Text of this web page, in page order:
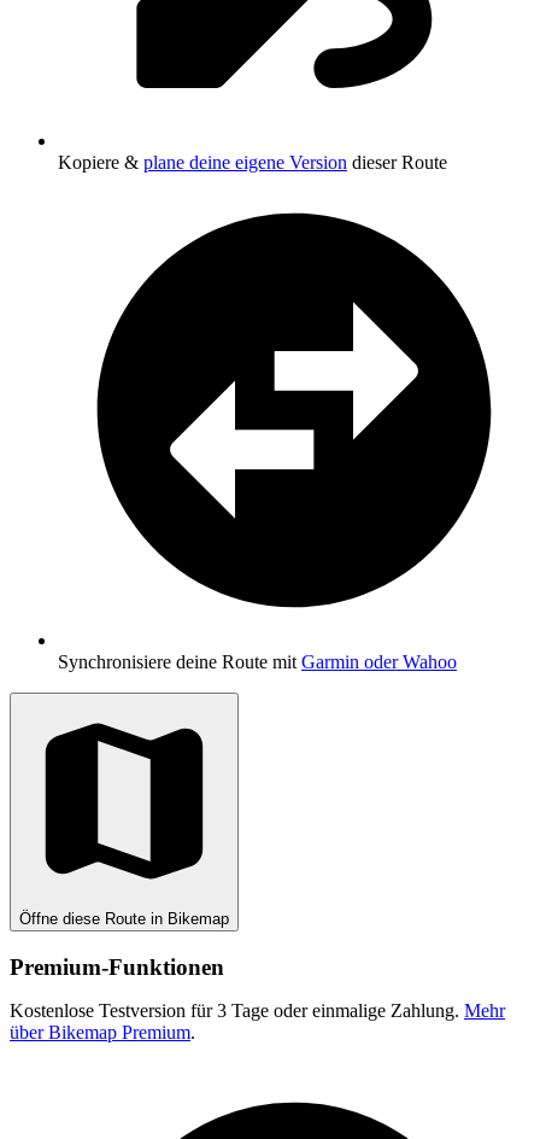
Kopiere & plane deine eigene Version dieser Route
Synchronisiere deine Route mit Garmin oder Wahoo
Öffne diese Route in Bikemap
Premium-Funktionen
Kostenlose Testversion für 3 Tage oder einmalige Zahlung. Mehr
über Bikemap Premium.